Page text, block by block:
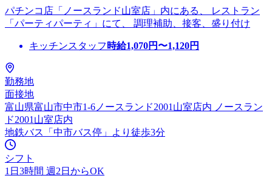
パチンコ店「ノースランド山室店」内にある、 レストラン
「パーティパーティ」にて、 調理補助、接客、盛り付け
キッチンスタッフ 時給1,070円〜1,120円
勤務地
面接地
富山県富山市中市1-6ノースランド2001山室店内 ノースラン
ド2001山室店内
地鉄バス「中市バス停」より徒歩3分
シフト
1日3時間 週2日からOK